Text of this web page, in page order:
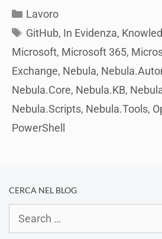
Categories
Lavoro
Tags
GitHub, In Evidenza,
Microsoft, Microsoft 365,
Exchange, Nebula,
Nebula.Core, Nebula.KB,
Nebula.Scripts, Nebula.Tools,
PowerShell
CERCA NEL BLOG